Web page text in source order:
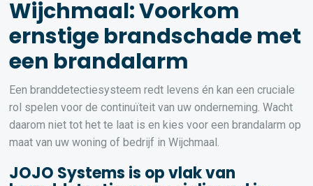
Wijchmaal: Voorkom
ernstige brandschade met
een brandalarm
Een branddetectiesysteem redt levens én kan een cruciale
rol spelen voor de continuïteit van uw onderneming. Wacht
daarom niet tot het te laat is en kies voor een brandalarm op
maat van uw woning of bedrijf in Wijchmaal.
JOJO Systems is op vlak van